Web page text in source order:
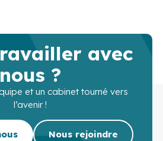
avec
nous ?
et un cabinet tourné vers
l’avenir !
Nous rejoindre